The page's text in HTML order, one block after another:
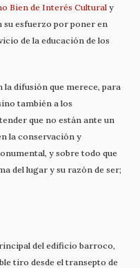
Bien de Interés Cultural y
esfuerzo por poner en
de la educación de los
la difusión que merece, para
también a los
que no están ante un
la conservación y
y sobre todo que
del lugar y su razón de ser;
del edificio barroco,
tiro desde el transepto de